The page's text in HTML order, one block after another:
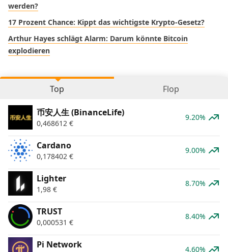
werden?
17 Prozent Chance: Kippt das wichtigste Krypto-Gesetz?
Arthur Hayes schlägt Alarm: Darum könnte Bitcoin
explodieren
Top Flop
币安人生 (BinanceLife)
0,468612 €
9.20%
Cardano
0,178402 €
9.00%
Lighter
1,98 €
8.70%
TRUST
0,000531 €
8.40%
Pi Network 4.60%